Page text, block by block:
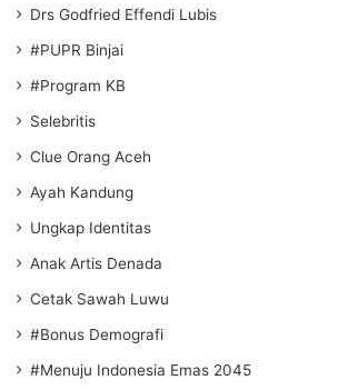
Drs Godfried Effendi Lubis
#PUPR Binjai
#Program KB
Selebritis
Clue Orang Aceh
Ayah Kandung
Ungkap Identitas
Anak Artis Denada
Cetak Sawah Luwu
#Bonus Demografi
#Menuju Indonesia Emas 2045